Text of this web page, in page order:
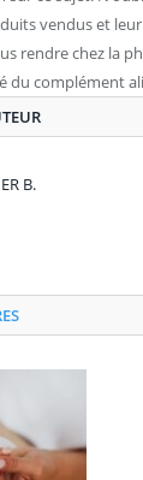
vendus et leur
rendre chez la
du complément
B.